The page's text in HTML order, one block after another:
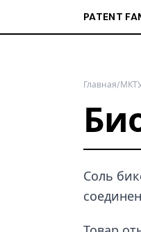
PATENT
Главная/
Соль